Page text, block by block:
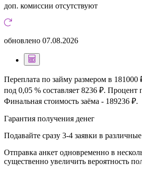
доп. комиссии отсутствуют
обновлено 07.08.2026
Переплата по займу размером в 181000
под 0,05 % составляет 8236 ₽. Процент
Финальная стоимость заёма - 189236 ₽.
Гарантия получения денег
Подавайте сразу 3-4 заявки в
Отправка анкет одновременно в
существенно увеличить вероятность